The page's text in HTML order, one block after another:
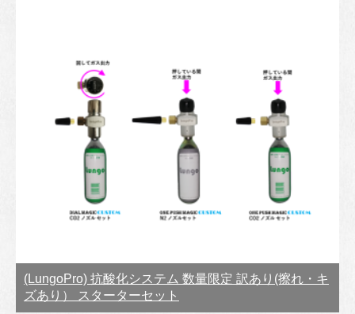
(LungoPro) 抗酸化システム 数量限定 訳あり(擦れ・キ
ズあり） スターターセット